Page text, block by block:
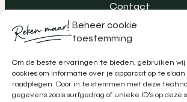
Beheer cookie
toestemming
Om de beste ervaringen te bieden, gebruiken wij
cookies om informatie over je apparaat op te
raadplegen. Door in te stemmen met deze
gegevens zoals surfgedrag of unieke ID's op deze
Contact